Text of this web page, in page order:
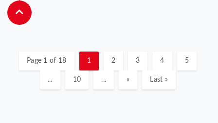
Page 1 of 18 1 2 3 4 5
... 10 ... » Last »